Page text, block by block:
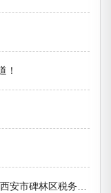
！
便民办税春风行动调研工作